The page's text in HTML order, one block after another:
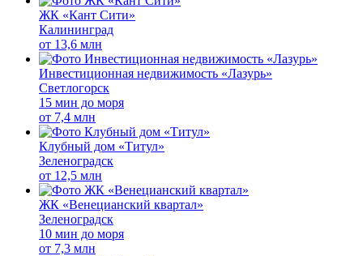
ЖК «Кант Сити»
Калининград
от 13,6 млн
Инвестиционная недвижимость «Лазурь»
Светлогорск
15 мин до моря
от 7,4 млн
Клубный дом «Титул»
Зеленоградск
от 12,5 млн
ЖК «Венецианский квартал»
Зеленоградск
10 мин до моря
от 7,3 млн